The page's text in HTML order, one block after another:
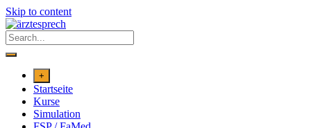
Skip to content
+
Startseite
Kurse
Simulation